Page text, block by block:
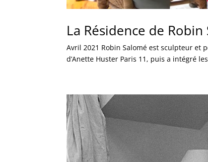
La Résidence de Robin
Avril 2021 Robin Salomé est sculpteur et
d’Anette Huster Paris 11, puis a intégré